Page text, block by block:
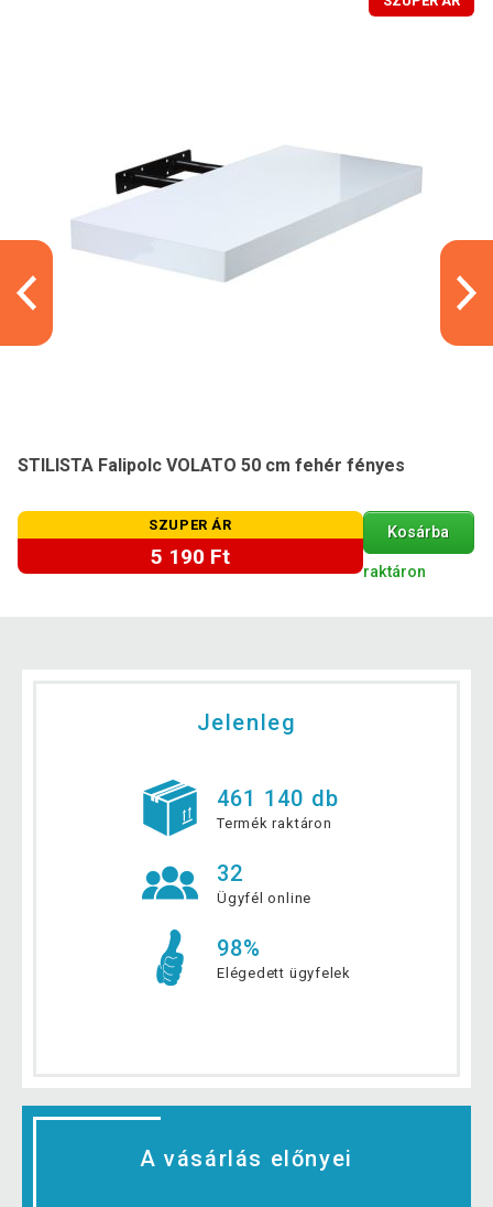
STILISTA Falipolc VOLATO 50 cm fehér fényes
SZUPER ÁR
5 190 Ft
Kosárba
raktáron
Jelenleg
461 140 db
Termék raktáron
32
Ügyfél online
98%
Elégedett ügyfelek
A vásárlás előnyei